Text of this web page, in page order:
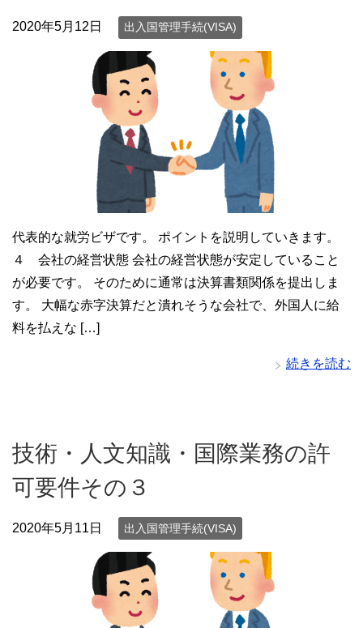
2020年5月12日 出入国管理手続(VISA)
代表的な就労ビザです。 ポイントを説明していきます。
４ 会社の経営状態 会社の経営状態が安定していること
が必要です。 そのために通常は決算書類関係を提出しま
す。 大幅な赤字決算だと潰れそうな会社で、外国人に給
料を払えな […]
続きを読む
技術・人文知識・国際業務の許
可要件その３
2020年5月11日 出入国管理手続(VISA)